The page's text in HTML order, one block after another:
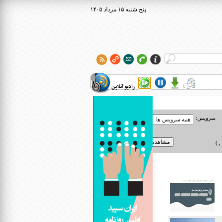
۱۴۰۵ پنج شنبه ۱۵ مرداد
رادیو آنلاین
سرویس:
, )